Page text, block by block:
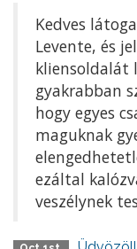
Kedves
Levente, és
kliensoldalát
gyakrabban
hogy egyes
maguknak
ezáltal
veszélynek